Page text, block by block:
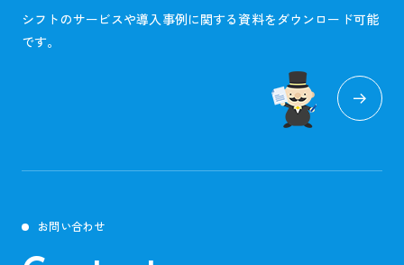
シフトのサービスや導入事例に関する資料をダウンロード可能
です。
お問い合わせ